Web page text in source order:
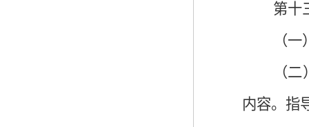
第十
（
（
内容。指